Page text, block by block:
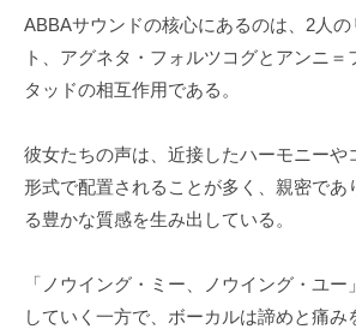
ABBAサウンドの核心にあるのは、2人
ト、アグネタ・フォルツコグとアンニ＝
タッドの相互作用である。
彼女たちの声は、近接したハーモニーや
形式で配置されることが多く、親密であ
る豊かな質感を生み出している。
「ノウイング・ミー、ノウイング・ユ
していく一方で、ボーカルは諦めと痛み